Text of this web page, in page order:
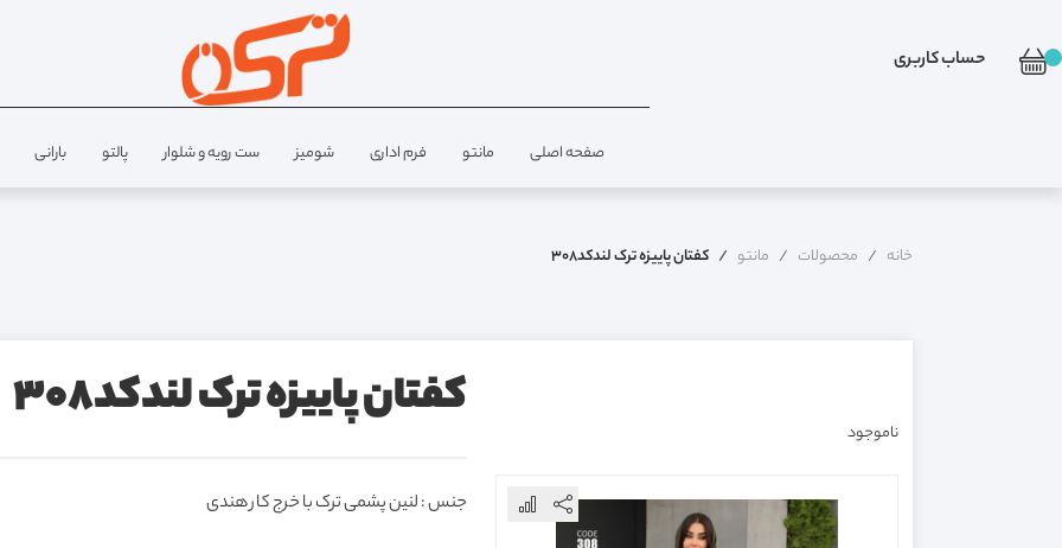
حساب کاربری
صفحه اصلی مانتو فرم اداری شومیز ست رویه و شلوار پالتو بارانی
خانه محصولات مانتو کفتان پاییزه ترک لندکد308
ناموجود کفتان پاییزه ترک لندکد308
جنس : لنین پشمی ترک با خرج کار هندی